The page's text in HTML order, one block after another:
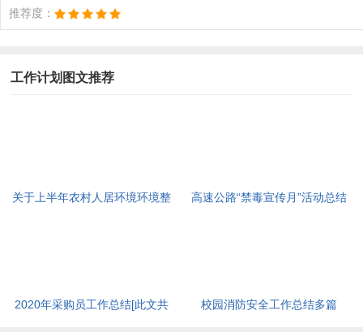
推荐度：
工作计划图文推荐
关于上半年农村人居环境环境整
高速公路“禁毒宣传月”活动总结
2020年采购员工作总结[此文共
校园消防安全工作总结多篇